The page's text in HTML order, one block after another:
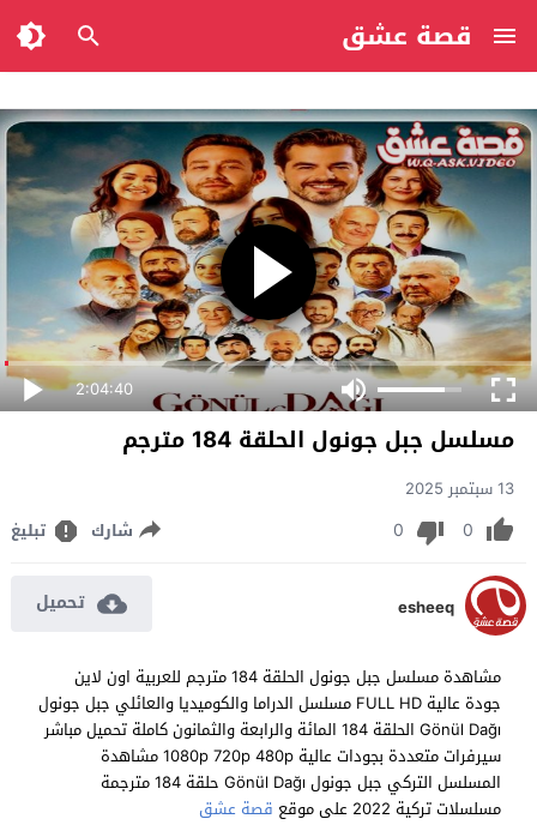
قصة عشق
2:04:40
مسلسل جبل جونول الحلقة 184 مترجم
13 سبتمبر 2025
0
0 شارك تبليغ
esheeq تحميل
مشاهدة مسلسل جبل جونول الحلقة 184 مترجم للعربية اون لاين
جودة عالية FULL HD مسلسل الدراما والكوميديا والعائلي جبل جونول
Gönül Dağı الحلقة 184 المائة والرابعة والثمانون كاملة تحميل مباشر
سيرفرات متعددة بجودات عالية 1080p 720p 480p مشاهدة
المسلسل التركي جبل جونول Gönül Dağı حلقة 184 مترجمة
مسلسلات تركية 2022 على موقع
قصة عشق